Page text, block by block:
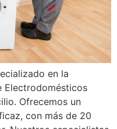
en la
Electrodomésticos
Ofrecemos un
con más de 20